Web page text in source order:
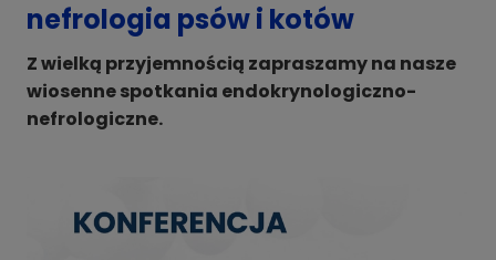
nefrologia psów i kotów
Z wielką przyjemnością zapraszamy na nasze
wiosenne spotkania endokrynologiczno-
nefrologiczne.